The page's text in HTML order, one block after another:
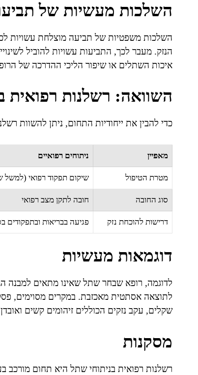
השלכות מעשיות של
השלכות משפטיות של תביעה מוצלחת עשויות
הנזק. מעבר לכך, התביעות עשויות להוביל
איכות השתלים או שיפור הליכי ההדרכה של
השוואה: רשלנות רפואית
כדי להבין את ייחודיות התחום, ניתן להשוות
מאפיין ניתוחים רפואיים
מטרת הטיפול שיקום תפקוד רפואי (למשל
סוג החובה חובה לתקן מצב רפואי
דרישות להוכחת נזק פגיעה בבריאות ובתפקודים
דוגמאות מעשיות
לדוגמה, רופא שבחר שתל שאינו מתאים למבנה
לתוצאה אסתטית מאכזבת. במקרים מסוימים,
שקלים, עקב נזקים הכוללים זיהומים קשים
מסקנות
רשלנות רפואית בניתוחי שתל היא תחום מורכב